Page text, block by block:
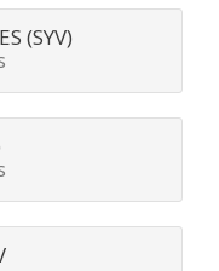
(SYV)